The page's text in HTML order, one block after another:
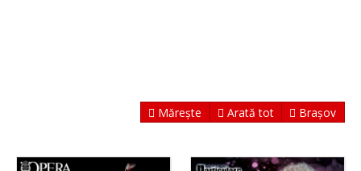
Mărește Arată tot Brașov